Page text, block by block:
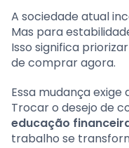
A sociedade atual
Mas para
Isso significa
de comprar agora.
Essa mudança
Trocar o desejo de
educação
trabalho se